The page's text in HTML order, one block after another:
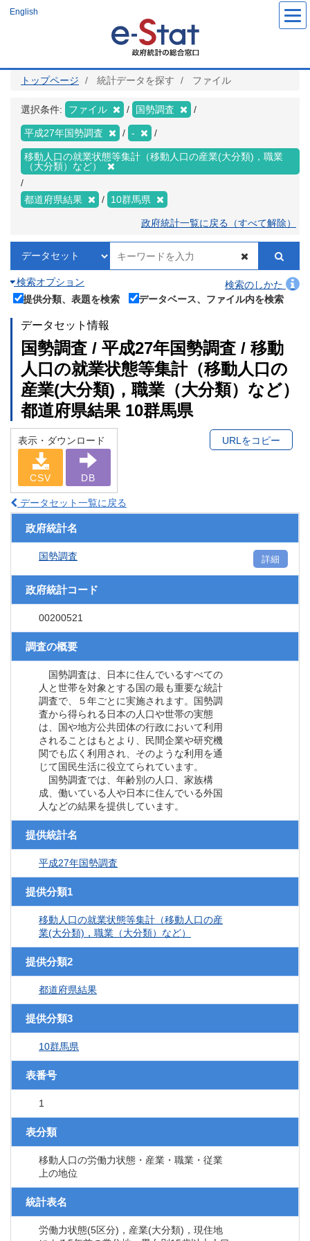
ツ
English
トップページ 統計データを探す ファイル
選択条件: ファイル 国勢調査
平成27年国勢調査 -
移動人口の就業状態等集計（移動人口の産業(大分類)，職業
（大分類）など）
都道府県結果 10群馬県
政府統計一覧に戻る（すべて解除）
検索オプション
検索のしかた
提供分類、表題を検索
データベース、ファイル内を検索
データセット情報
国勢調査 / 平成27年国勢調査 / 移動
人口の就業状態等集計（移動人口の
産業(大分類)，職業（大分類）など）
都道府県結果 10群馬県
表示・ダウンロード
CSV DB
URLをコピー
データセット一覧に戻る
政府統計名
国勢調査 詳細
政府統計コード
00200521
調査の概要
国勢調査は、日本に住んでいるすべての
人と世帯を対象とする国の最も重要な統計
調査で、５年ごとに実施されます。国勢調
査から得られる日本の人口や世帯の実態
は、国や地方公共団体の行政において利用
されることはもとより、民間企業や研究機
関でも広く利用され、そのような利用を通
じて国民生活に役立てられています。
国勢調査では、年齢別の人口、家族構
成、働いている人や日本に住んでいる外国
人などの結果を提供しています。
提供統計名
平成27年国勢調査
提供分類1
移動人口の就業状態等集計（移動人口の産
業(大分類)，職業（大分類）など）
提供分類2
都道府県結果
提供分類3
10群馬県
表番号
1
表分類
移動人口の労働力状態・産業・職業・従業
上の地位
統計表名
労働力状態(5区分)，産業(大分類)，現住地